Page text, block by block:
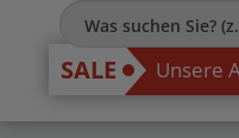
SALE Unsere